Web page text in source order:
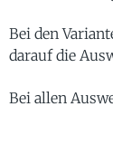
Bei den
darauf die
Bei allen